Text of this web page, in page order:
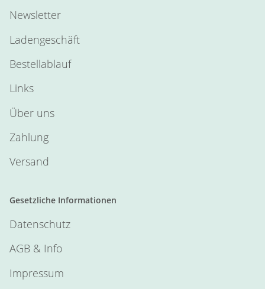
Newsletter
Ladengeschäft
Bestellablauf
Links
Über uns
Zahlung
Versand
Gesetzliche Informationen
Datenschutz
AGB & Info
Impressum